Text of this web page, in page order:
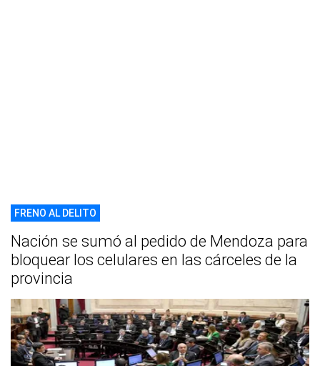
FRENO AL DELITO
Nación se sumó al pedido de Mendoza para
bloquear los celulares en las cárceles de la
provincia